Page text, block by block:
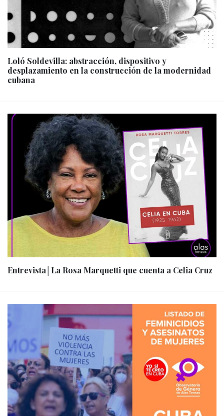
Loló Soldevilla: abstracción, dispositivo y
desplazamiento en la construcción de la modernidad
cubana
Entrevista│La Rosa Marquetti que cuenta a Celia Cruz